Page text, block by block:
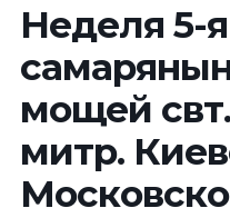
Неделя 5-
мощей
митр.